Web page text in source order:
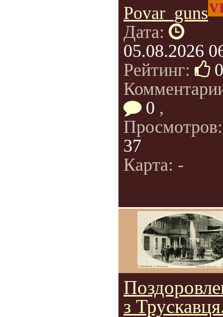
Povar_guns
Дата:
05.08.2026
Рейтинг:
0
0 ,
37
Карта: -
з